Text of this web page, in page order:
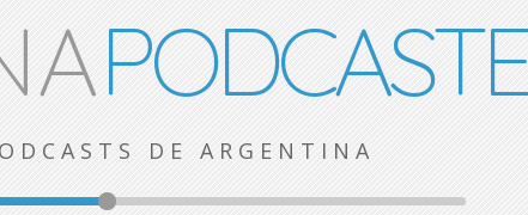
DE ARGENTINA